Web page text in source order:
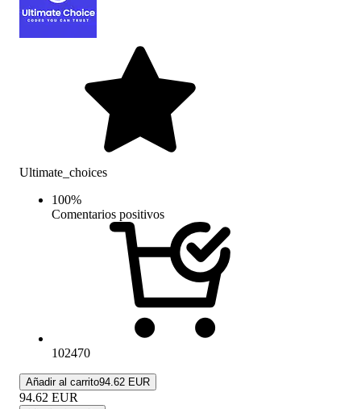
Ultimate_choices
100%
Comentarios positivos
102470
Añadir al carrito94.62 EUR
94.62 EUR